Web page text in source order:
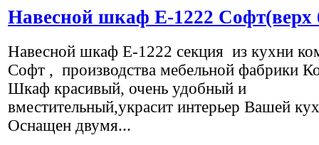
Навесной шкаф Е-1222 Софт(верх
Навесной шкаф Е-1222 секция из кухни
Софт , производства мебельной фабрики
Шкаф красивый, очень удобный и
вместительный,украсит интерьер Вашей
Оснащен двумя...